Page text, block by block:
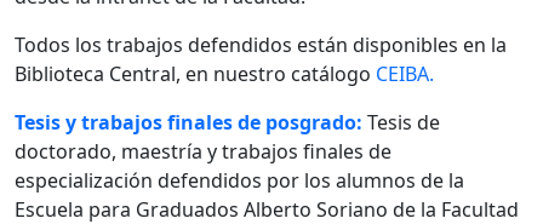
Todos los trabajos defendidos están disponibles en la
Biblioteca Central, en nuestro catálogo CEIBA.
Tesis y trabajos finales de posgrado: Tesis de
doctorado, maestría y trabajos finales de
especialización defendidos por los alumnos de la
Escuela para Graduados Alberto Soriano de la Facultad